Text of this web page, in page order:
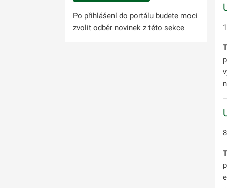
Po přihlášení do portálu budete moci
zvolit odběr novinek z této sekce